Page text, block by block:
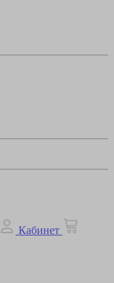
Кабинет